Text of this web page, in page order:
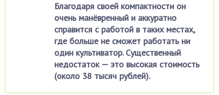
Благодаря своей компактности он
очень манёвренный и аккуратно
справится с работой в таких местах,
где больше не сможет работать ни
один культиватор. Существенный
недостаток — это высокая стоимость
(около 38 тысяч рублей).